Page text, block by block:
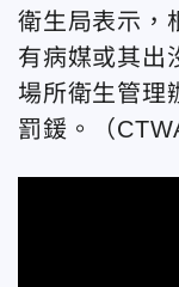
衛生局表示，
有病媒或其出
場所衛生管理
罰鍰。（